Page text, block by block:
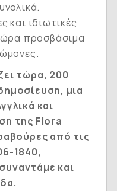
και ιδιωτικές
προσβάσιμα
τώρα, 200
μια
και
της Flora
από τις
1840,
και